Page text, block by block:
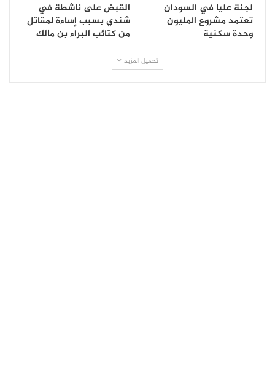
لجنة عليا في السودان
تعتمد مشروع المليون
وحدة سكنية
القبض على ناشطة في
شندي بسبب إساءة لمقاتل
من كتائب البراء بن مالك
تحميل المزيد